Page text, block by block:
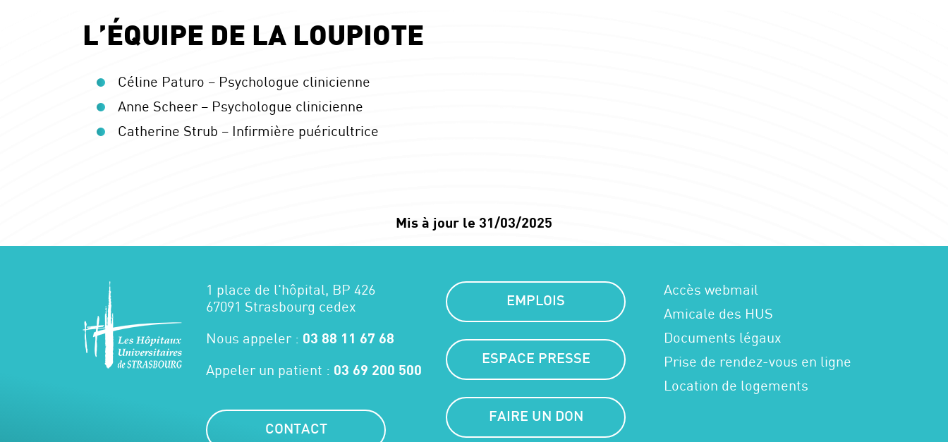
L’ÉQUIPE DE LA LOUPIOTE
Céline Paturo – Psychologue clinicienne
Anne Scheer – Psychologue clinicienne
Catherine Strub – Infirmière puéricultrice
Mis à jour le 31/03/2025
1 place de l'hôpital, BP 426
67091 Strasbourg cedex
Nous appeler : 03 88 11 67 68
Appeler un patient : 03 69 200 500
CONTACT
EMPLOIS
ESPACE PRESSE
FAIRE UN DON
Accès webmail
Amicale des HUS
Documents légaux
Prise de rendez-vous en ligne
Location de logements